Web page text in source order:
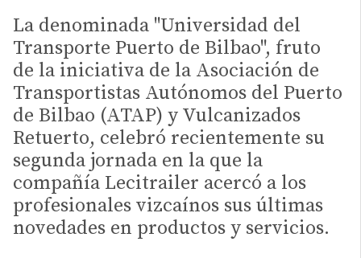
La denominada "Universidad del
Transporte Puerto de Bilbao", fruto
de la iniciativa de la Asociación de
Transportistas Autónomos del Puerto
de Bilbao (ATAP) y Vulcanizados
Retuerto, celebró recientemente su
segunda jornada en la que la
compañía Lecitrailer acercó a los
profesionales vizcaínos sus últimas
novedades en productos y servicios.